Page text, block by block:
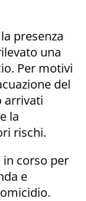
presenza
una
Per motivi
del
arrivati
la
rischi.
in corso per
e